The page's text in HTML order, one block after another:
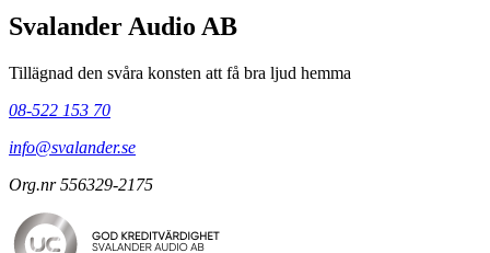
Svalander Audio AB
Tillägnad den svåra konsten att få bra ljud hemma
08-522 153 70
info@svalander.se
Org.nr 556329-2175